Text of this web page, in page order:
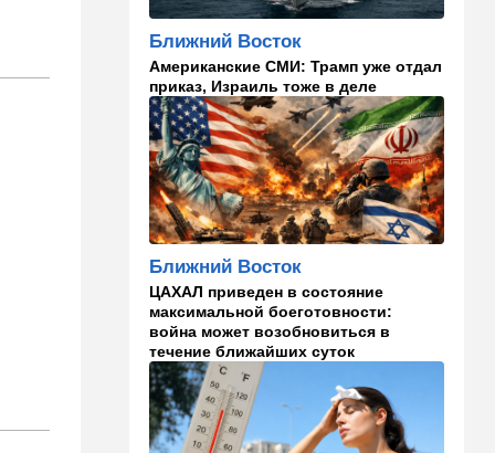
угрозы
09:49 Мнения
Найдено некоторое решение
09:46 Новости Украины
605 дронов за ночь: в
Ярославле горит НПЗ,
пожары в Тверской и
Курской областях
09:15 В мире
Муравейник без самцов и
рабочих: ученые нашли
"общество одних королев"
09:02 Недвижимость
Налог на аренду в Израиле:
что обязан знать каждый
владелец квартиры
Ближний Восток
Американские СМИ: Трамп уже отдал
приказ, Израиль тоже в деле
Ближний Восток
ЦАХАЛ приведен в состояние
максимальной боеготовности:
война может возобновиться в
течение ближайших суток